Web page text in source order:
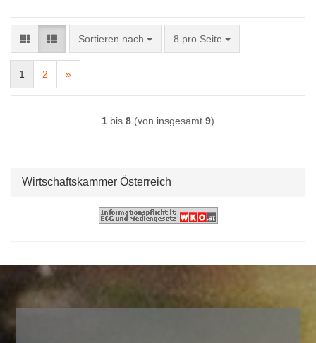
Sortieren nach
Sortieren nach 8 pro Seite
pro Seite
1 2 »
1 bis 8 (von insgesamt 9)
Wirtschaftskammer Österreich